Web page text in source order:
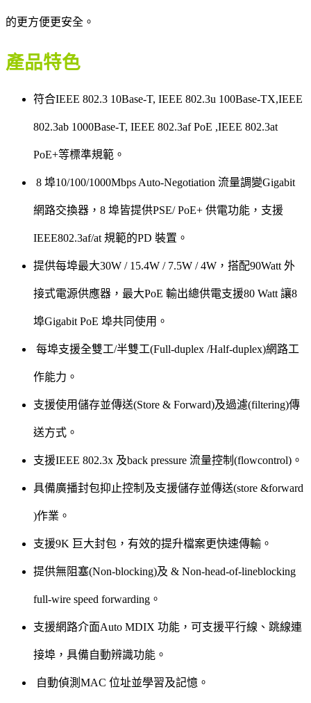
的更方便更安全。
產品特色
符合IEEE 802.3 10Base-T, IEEE 802.3u 100Base-TX,IEEE
802.3ab 1000Base-T, IEEE 802.3af PoE ,IEEE 802.3at
PoE+等標準規範。
8 埠10/100/1000Mbps Auto-Negotiation 流量調變Gigabit
網路交換器，8 埠皆提供PSE/ PoE+ 供電功能，支援
IEEE802.3af/at 規範的PD 裝置。
提供每埠最大30W / 15.4W / 7.5W / 4W，搭配90Watt 外
接式電源供應器，最大PoE 輸出總供電支援80 Watt 讓8
埠Gigabit PoE 埠共同使用。
每埠支援全雙工/半雙工(Full-duplex /Half-duplex)網路工
作能力。
支援使用儲存並傳送(Store & Forward)及過濾(filtering)傳
送方式。
支援IEEE 802.3x 及back pressure 流量控制(flowcontrol)。
具備廣播封包抑止控制及支援儲存並傳送(store &forward
)作業。
支援9K 巨大封包，有效的提升檔案更快速傳輸。
提供無阻塞(Non-blocking)及 & Non-head-of-lineblocking
full-wire speed forwarding。
支援網路介面Auto MDIX 功能，可支援平行線、跳線連
接埠，具備自動辨識功能。
自動偵測MAC 位址並學習及記憶。